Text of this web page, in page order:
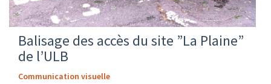
Balisage des accès du site ”La Plaine”
de l’ULB
Communication visuelle